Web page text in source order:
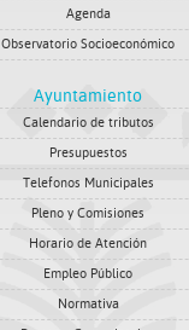
Agenda
Observatorio Socioeconómico
Ayuntamiento
Calendario de tributos
Presupuestos
Telefonos Municipales
Pleno y Comisiones
Horario de Atención
Empleo Público
Normativa